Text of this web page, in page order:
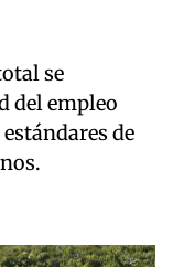
se
del empleo
de